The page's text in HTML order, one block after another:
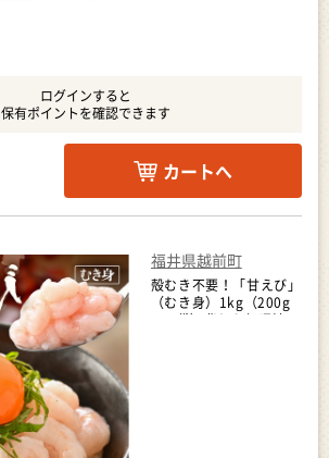
ログインすると
保有ポイントを確認できます
カートへ
福井県越前町
殻むき不要！「甘えび」
（むき身）1kg（200g
× 5袋）背わた処理済